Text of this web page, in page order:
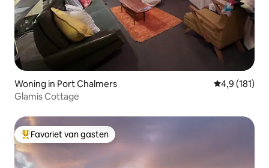
Woning in Port Chalmers Gemiddelde
4,9 (181)
Glamis Cottage
Topfavoriet van gasten
Favoriet van gasten